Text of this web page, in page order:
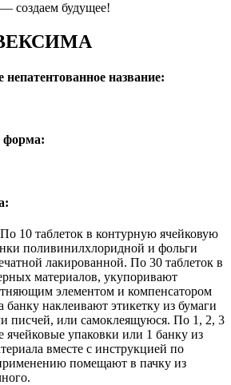
создаем будущее!
название:
форма:
10 таблеток в контурную ячейковую
поливинилхлоридной и фольги
лакированной. По 30 таблеток в
материалов, укупоривают
элементом и компенсатором
наклеивают этикетку из бумаги
писчей, или самоклеящуюся. По 1, 2, 3
ячейковые упаковки или 1 банку из
вместе с инструкцией по
помещают в пачку из